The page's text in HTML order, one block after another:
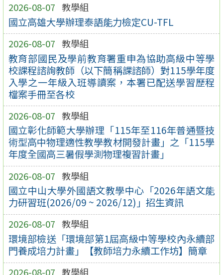
2026-08-07 教學組
國立高雄大學辦理泰語能力檢定CU-TFL
2026-08-07 教學組
教育部國民及學前教育署重申為協助高級中等學
校課程諮詢教師（以下簡稱課諮師）對115學年度
入學之一年級入班導讀案，本署已配送學習歷程
檔案手冊至各校
2026-08-07 教學組
國立彰化師範大學辦理「115年至116年普通暨技
術型高中物理適性教學教材開發計畫」之「115學
年度全國高三暑假學測物理複習計畫」
2026-08-07 教學組
國立中山大學外國語文教學中心「2026年語文能
力研習班(2026/09 ~ 2026/12)」招生資訊
2026-08-07 教學組
環境部檢送「環境部第1屆高級中等學校內永續部
門養成培力計畫」【教師培力永續工作坊】簡章
2026-08-07 教學組